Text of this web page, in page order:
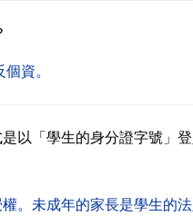
資。
以「學生的身分證字號」
。未成年的家長是學生的